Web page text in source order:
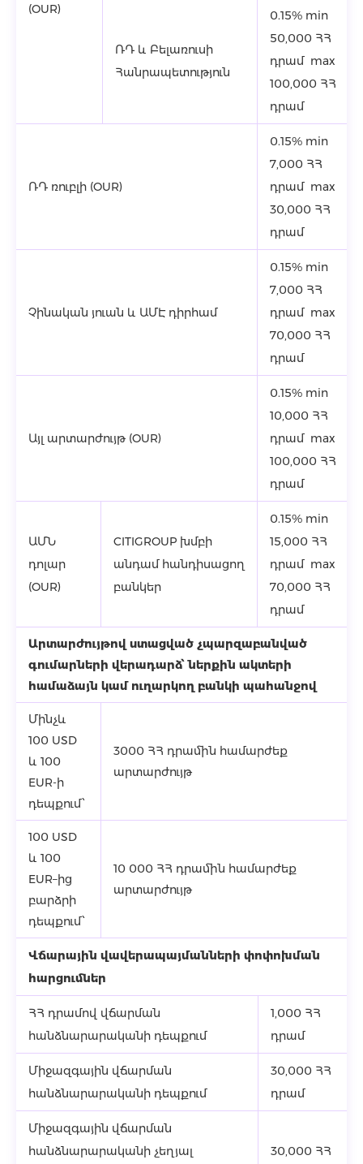
(OUR)
ՌԴ և Բելառուսի
Հանրապետություն
0.15% min
50,000 ՀՀ
դրամ max
100,000 ՀՀ
դրամ
ՌԴ ռուբլի (OUR)
0.15% min
7,000 ՀՀ
դրամ max
30,000 ՀՀ
դրամ
Չինական յուան և ԱՄԷ դիրհամ
0.15% min
7,000 ՀՀ
դրամ max
70,000 ՀՀ
դրամ
Այլ արտարժույթ (OUR)
0.15% min
10,000 ՀՀ
դրամ max
100,000 ՀՀ
դրամ
ԱՄՆ
դոլար
(OUR)
CITIGROUP խմբի
անդամ հանդիսացող
բանկեր
0.15% min
15,000 ՀՀ
դրամ max
70,000 ՀՀ
դրամ
Արտարժույթով ստացված չպարզաբանված
գումարների վերադարձ՝ ներքին ակտերի
համաձայն կամ ուղարկող բանկի պահանջով
Մինչև
100 USD
և 100
EUR-ի
դեպքում՝
3000 ՀՀ դրամին համարժեք
արտարժույթ
100 USD
և 100
EUR–ից
բարձրի
դեպքում՝
10 000 ՀՀ դրամին համարժեք
արտարժույթ
Վճարային վավերապայմանների փոփոխման
հարցումներ
ՀՀ դրամով վճարման
հանձնարարականի դեպքում
1,000 ՀՀ
դրամ
Միջազգային վճարման
հանձնարարականի դեպքում
30,000 ՀՀ
դրամ
Միջազգային վճարման
հանձնարարականի չեղյալ
30,000 ՀՀ